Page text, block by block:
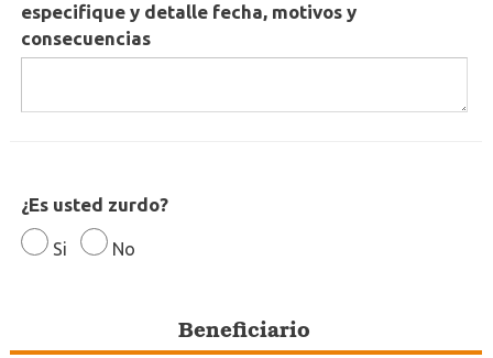
especifique y detalle fecha, motivos y
consecuencias
¿Es usted zurdo?
Si No
Beneficiario